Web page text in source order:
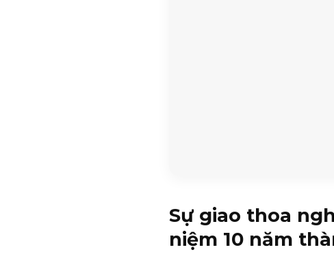
Sự giao thoa
niệm 10 năm